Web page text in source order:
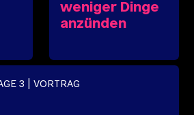
weniger Dinge
anzünden
3 | VORTRAG